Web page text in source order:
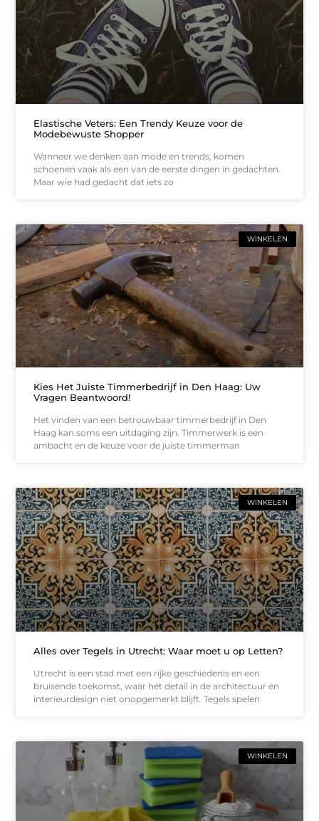
Elastische Veters: Een Trendy Keuze voor de
Modebewuste Shopper
Wanneer we denken aan mode en trends, komen
schoenen vaak als een van de eerste dingen in gedachten.
Maar wie had gedacht dat iets zo
WINKELEN
Kies Het Juiste Timmerbedrijf in Den Haag: Uw
Vragen Beantwoord!
Het vinden van een betrouwbaar timmerbedrijf in Den
Haag kan soms een uitdaging zijn. Timmerwerk is een
ambacht en de keuze voor de juiste timmerman
WINKELEN
Alles over Tegels in Utrecht: Waar moet u op Letten?
Utrecht is een stad met een rijke geschiedenis en een
bruisende toekomst, waar het detail in de architectuur en
interieurdesign niet onopgemerkt blijft. Tegels spelen
WINKELEN